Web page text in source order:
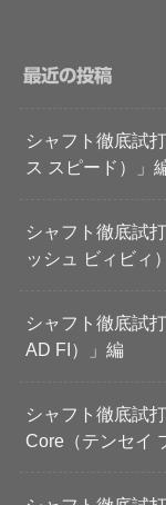
最近の投稿
シャフト徹底試
ス スピード）」
シャフト徹底試
ッシュ ビィビィ
シャフト徹底試
AD FI）」編
シャフト徹底試
Core（テンセイ